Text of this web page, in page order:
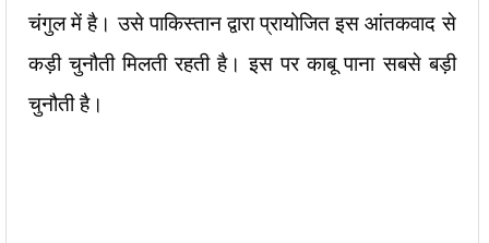
चंगुल में है। उसे पाकिस्तान द्वारा प्रायोजित इस आंतकवाद से
कड़ी चुनौती मिलती रहती है। इस पर काबू पाना सबसे बड़ी
चुनौती है।